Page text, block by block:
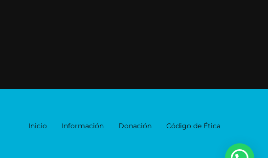
Inicio Información Donación Código de Ética